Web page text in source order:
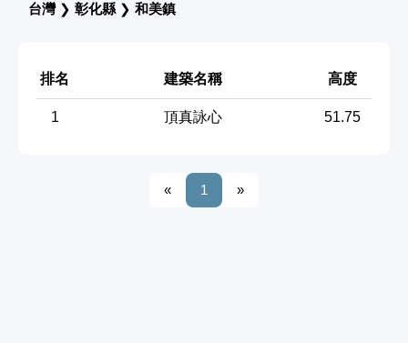
台灣❯ 彰化縣❯ 和美鎮
排名 建築名稱 高度
1 頂真詠心 51.75
« 1 »